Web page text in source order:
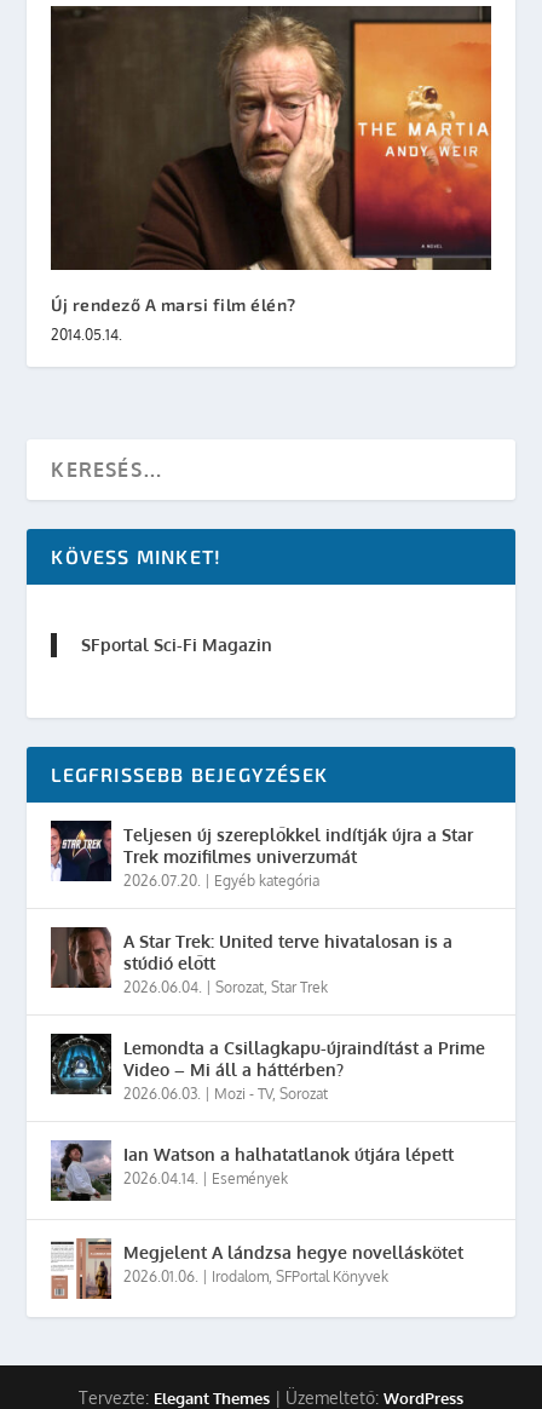
Új rendező A marsi film élén?
2014.05.14.
KÖVESS MINKET!
SFportal Sci-Fi Magazin
LEGFRISSEBB BEJEGYZÉSEK
Teljesen új szereplőkkel indítják újra a Star
Trek mozifilmes univerzumát
2026.07.20. | Egyéb kategória
A Star Trek: United terve hivatalosan is a
stúdió előtt
2026.06.04. |Sorozat ,Star Trek
Lemondta a Csillagkapu-újraindítást a Prime
Video – Mi áll a háttérben?
2026.06.03. | Mozi - TV,Sorozat
Ian Watson a halhatatlanok útjára lépett
2026.04.14. | Események
Megjelent A lándzsa hegye novelláskötet
2026.01.06. | Irodalom ,SFPortal Könyvek
Tervezte: Elegant Themes | Üzemeltető: WordPress